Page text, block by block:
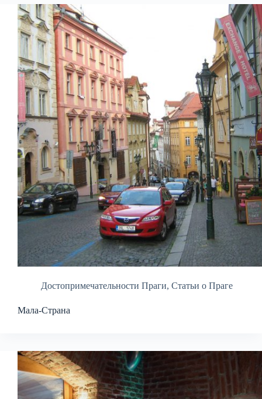
Достопримечательности Праги, Статьи о Праге
Мала-Страна